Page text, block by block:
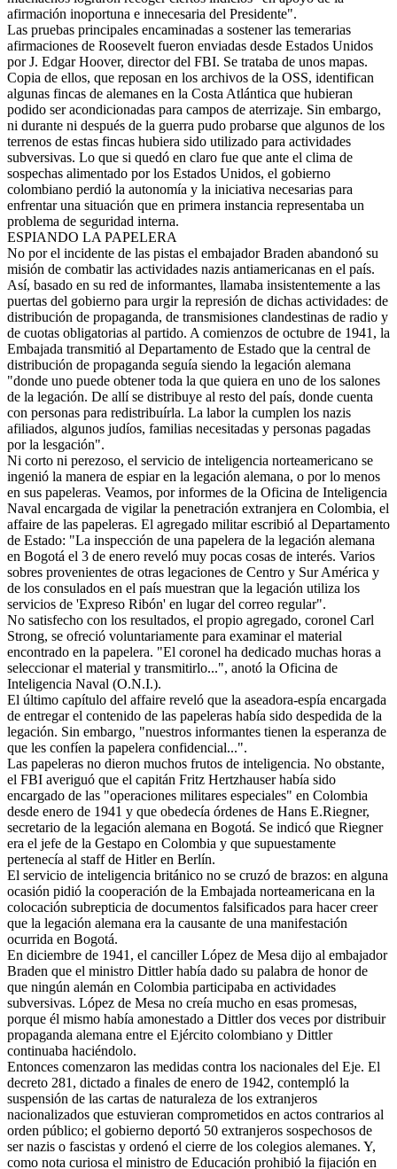
afirmación inoportuna e innecesaria del Presidente".
Las pruebas principales encaminadas a sostener las temerarias
afirmaciones de Roosevelt fueron enviadas desde Estados Unidos
por J. Edgar Hoover, director del FBI. Se trataba de unos mapas.
Copia de ellos, que reposan en los archivos de la OSS, identifican
algunas fincas de alemanes en la Costa Atlántica que hubieran
podido ser acondicionadas para campos de aterrizaje. Sin embargo,
ni durante ni después de la guerra pudo probarse que algunos de los
terrenos de estas fincas hubiera sido utilizado para actividades
subversivas. Lo que si quedó en claro fue que ante el clima de
sospechas alimentado por los Estados Unidos, el gobierno
colombiano perdió la autonomía y la iniciativa necesarias para
enfrentar una situación que en primera instancia representaba un
problema de seguridad interna.
ESPIANDO LA PAPELERA
No por el incidente de las pistas el embajador Braden abandonó su
misión de combatir las actividades nazis antiamericanas en el país.
Así, basado en su red de informantes, llamaba insistentemente a las
puertas del gobierno para urgir la represión de dichas actividades: de
distribución de propaganda, de transmisiones clandestinas de radio y
de cuotas obligatorias al partido. A comienzos de octubre de 1941, la
Embajada transmitió al Departamento de Estado que la central de
distribución de propaganda seguía siendo la legación alemana
"donde uno puede obtener toda la que quiera en uno de los salones
de la legación. De allí se distribuye al resto del país, donde cuenta
con personas para redistribuírla. La labor la cumplen los nazis
afiliados, algunos judíos, familias necesitadas y personas pagadas
por la lesgación".
Ni corto ni perezoso, el servicio de inteligencia norteamericano se
ingenió la manera de espiar en la legación alemana, o por lo menos
en sus papeleras. Veamos, por informes de la Oficina de Inteligencia
Naval encargada de vigilar la penetración extranjera en Colombia, el
affaire de las papeleras. El agregado militar escribió al Departamento
de Estado: "La inspección de una papelera de la legación alemana
en Bogotá el 3 de enero reveló muy pocas cosas de interés. Varios
sobres provenientes de otras legaciones de Centro y Sur América y
de los consulados en el país muestran que la legación utiliza los
servicios de 'Expreso Ribón' en lugar del correo regular".
No satisfecho con los resultados, el propio agregado, coronel Carl
Strong, se ofreció voluntariamente para examinar el material
encontrado en la papelera. "El coronel ha dedicado muchas horas a
seleccionar el material y transmitirlo...", anotó la Oficina de
Inteligencia Naval (O.N.I.).
El último capítulo del affaire reveló que la aseadora-espía encargada
de entregar el contenido de las papeleras había sido despedida de la
legación. Sin embargo, "nuestros informantes tienen la esperanza de
que les confíen la papelera confidencial...".
Las papeleras no dieron muchos frutos de inteligencia. No obstante,
el FBI averiguó que el capitán Fritz Hertzhauser había sido
encargado de las "operaciones militares especiales" en Colombia
desde enero de 1941 y que obedecía órdenes de Hans E.Riegner,
secretario de la legación alemana en Bogotá. Se indicó que Riegner
era el jefe de la Gestapo en Colombia y que supuestamente
pertenecía al staff de Hitler en Berlín.
El servicio de inteligencia británico no se cruzó de brazos: en alguna
ocasión pidió la cooperación de la Embajada norteamericana en la
colocación subrepticia de documentos falsificados para hacer creer
que la legación alemana era la causante de una manifestación
ocurrida en Bogotá.
En diciembre de 1941, el canciller López de Mesa dijo al embajador
Braden que el ministro Dittler había dado su palabra de honor de
que ningún alemán en Colombia participaba en actividades
subversivas. López de Mesa no creía mucho en esas promesas,
porque él mismo había amonestado a Dittler dos veces por distribuir
propaganda alemana entre el Ejército colombiano y Dittler
continuaba haciéndolo.
Entonces comenzaron las medidas contra los nacionales del Eje. El
decreto 281, dictado a finales de enero de 1942, contempló la
suspensión de las cartas de naturaleza de los extranjeros
nacionalizados que estuvieran comprometidos en actos contrarios al
orden público; el gobierno deportó 50 extranjeros sospechosos de
ser nazis o fascistas y ordenó el cierre de los colegios alemanes. Y,
como nota curiosa el ministro de Educación prohibió la fijación en